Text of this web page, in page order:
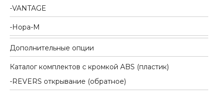
VANTAGE
Нора-М
Дополнительные опции
Каталог комплектов c кромкой ABS (пластик)
REVERS открывание (обратное)